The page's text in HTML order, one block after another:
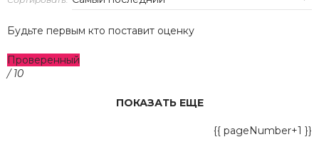
Будьте первым кто поставит оценку
Проверенный
/ 10
ПОКАЗАТЬ ЕЩЕ
{{ pageNumber+1 }}